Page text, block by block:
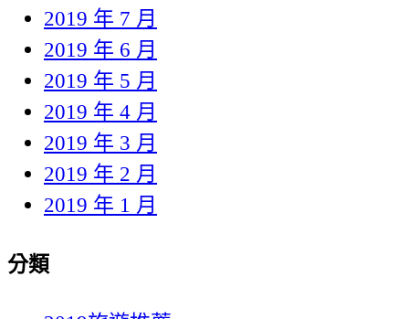
2019 年 7 月
2019 年 6 月
2019 年 5 月
2019 年 4 月
2019 年 3 月
2019 年 2 月
2019 年 1 月
分類